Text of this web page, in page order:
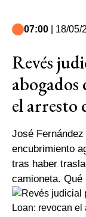
07:00 | 18/05/
Revés
abogados
el
José
encubrimiento
tras haber
camioneta.